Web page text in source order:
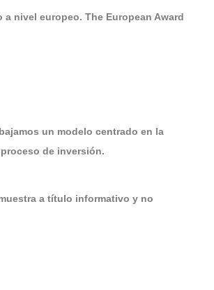
a nivel europeo. The European Award
un modelo centrado en la
de inversión.
a título informativo y no